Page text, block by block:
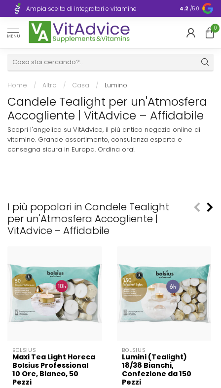
Ampia scelta di integratori e vitamine Consegna
Europa
4.2 /5.0
MENU
0
Home / Altro / Casa / Lumino
Candele Tealight per un'Atmosfera
Accogliente | VitAdvice – Affidabile
Scopri l'angelica su VitAdvice, il più antico negozio online di
vitamine. Grande assortimento, consulenza esperta e
consegna sicura in Europa. Ordina ora!
I più popolari in Candele Tealight
per un'Atmosfera Accogliente |
VitAdvice – Affidabile
BOLSIUS
Maxi Tea Light Horeca
Bolsius Professional
10 Ore, Bianco, 50
Pezzi
BOLSIUS
Lumini (Tealight)
18/38 Bianchi,
Confezione da 150
Pezzi